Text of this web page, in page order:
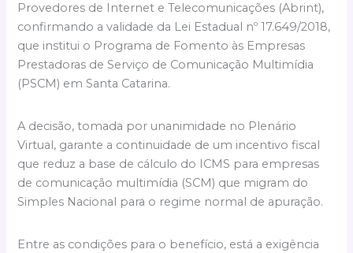
Provedores de Internet e Telecomunicações (Abrint),
confirmando a validade da Lei Estadual nº 17.649/2018,
que institui o Programa de Fomento às Empresas
Prestadoras de Serviço de Comunicação Multimídia
(PSCM) em Santa Catarina.
A decisão, tomada por unanimidade no Plenário
Virtual, garante a continuidade de um incentivo fiscal
que reduz a base de cálculo do ICMS para empresas
de comunicação multimídia (SCM) que migram do
Simples Nacional para o regime normal de apuração.
Entre as condições para o benefício, está a exigência